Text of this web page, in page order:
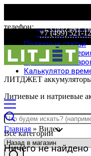
телефон: +7 (499) 521-
Полезные статьи
Специальная
Сравнение
Калькулятор
+7 (499) 521-
ЛИТДЖЕТ
Литиевые и натриевые
Все категории
Главная » Видео
Ничего не найдено